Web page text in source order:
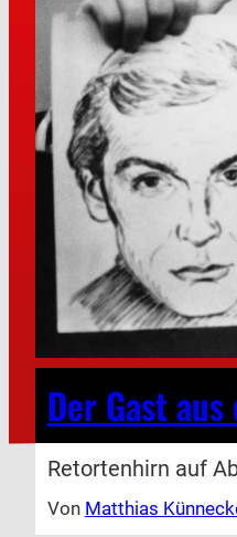
Der Gast
Retortenhirn auf
Von Matthias